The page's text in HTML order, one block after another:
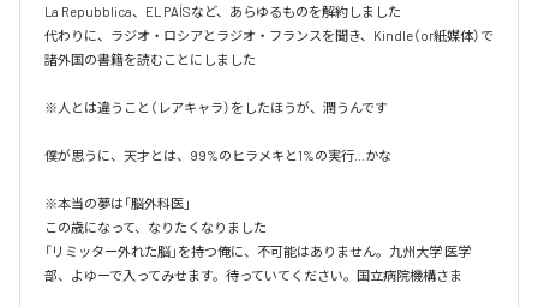
La Repubblica、EL PAÍSなど、あらゆるものを解約しました
代わりに、ラジオ・ロシアとラジオ・フランスを聞き、Kindle（or紙媒体）で
諸外国の書籍を読むことにしました
※人とは違うこと（レアキャラ）をしたほうが、潤うんです
僕が思うに、天才とは、99%のヒラメキと1%の実行…かな
※本当の夢は「脳外科医」
この歳になって、なりたくなりました
「リミッター外れた脳」を持つ俺に、不可能はありません。九州大学 医学
部、よゆーで入ってみせます。待っていてください。国立病院機構さま